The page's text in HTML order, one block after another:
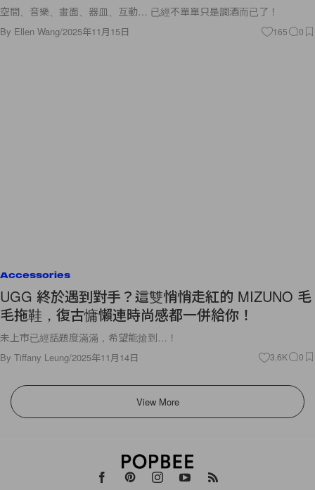
空間、音樂、畫面、器皿、互動… 已經不單單只是調酒而已了！
By Ellen Wang/2025年11月15日 165 0
Accessories
UGG 終於遇到對手？這雙悄悄走紅的 MIZUNO 毛
毛拖鞋，復古慵懶連時尚感都一併給你！
未上市已經話題度滿滿，希望能搶到…！
By Tiffany Leung/2025年11月14日 3.6K 0
View More